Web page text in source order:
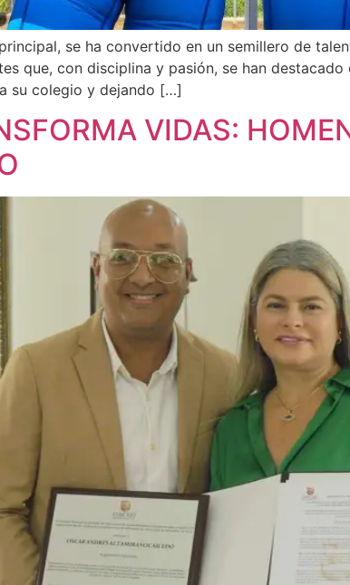
se ha convertido en un semillero de
que, con disciplina y pasión, se han
su colegio y dejando […]
VIDAS: